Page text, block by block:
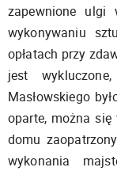
zapewnione
wykonywaniu
opłatach przy
jest
Masłowskiego
oparte, można się
domu
wykonania